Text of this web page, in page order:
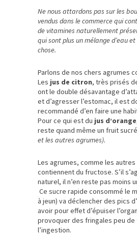
Ne nous attardons pas sur les
vendus dans le commerce qui
de vitamines naturellement
qui sont plus un mélange d’eau
chose.
Parlons de nos chers agrumes
Les jus de citron, très prisés
ont le double désavantage
et d’agresser l’estomac, il est
recommandé d’en faire une
Pour ce qui est du jus d’orange
reste quand même un fruit sucré
et les autres agrumes).
Les agrumes, comme les
contiennent du fructose. S’il
naturel, il n’en reste pas moins
Ce sucre rapide consommé le
à jeun) va déclencher des pics
avoir pour effet d’épuiser
provoquer des fringales peu de
l’ingestion.